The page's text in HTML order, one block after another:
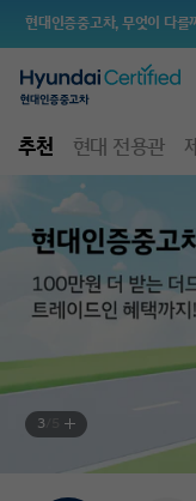
현대인증중고차, 무엇이 다를
추천 현대 전용관
3